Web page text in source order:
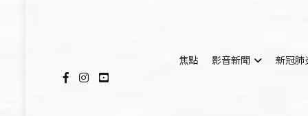
焦點 影音新聞 新冠肺